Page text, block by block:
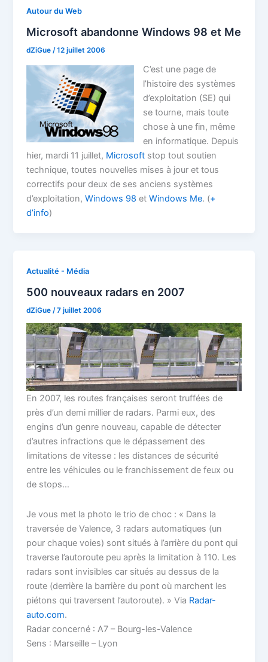
Autour du Web
Microsoft abandonne Windows 98 et Me
dZiGue /12 juillet 2006
C’est une page de
l’histoire des systèmes
d’exploitation (SE) qui
se tourne, mais toute
chose à une fin, même
en informatique. Depuis
hier, mardi 11 juillet, Microsoft stop tout soutien
technique, toutes nouvelles mises à jour et tous
correctifs pour deux de ses anciens systèmes
d’exploitation,Windows 98 etWindows Me. (+
d’info)
Actualité - Média
500 nouveaux radars en 2007
dZiGue/7 juillet 2006
En 2007, les routes françaises seront truffées de
près d’un demi millier de radars. Parmi eux, des
engins d’un genre nouveau, capable de détecter
d’autres infractions que le dépassement des
limitations de vitesse : les distances de sécurité
entre les véhicules ou le franchissement de feux ou
de stops…
Je vous met la photo le trio de choc : « Dans la
traversée de Valence, 3 radars automatiques (un
pour chaque voies) sont situés à l’arrière du pont qui
traverse l’autoroute peu après la limitation à 110. Les
radars sont invisibles car situés au dessus de la
route (derrière la barrière du pont où marchent les
piétons qui traversent l’autoroute). » Via Radar-
auto.com.
Radar concerné : A7 – Bourg-les-Valence
Sens : Marseille – Lyon